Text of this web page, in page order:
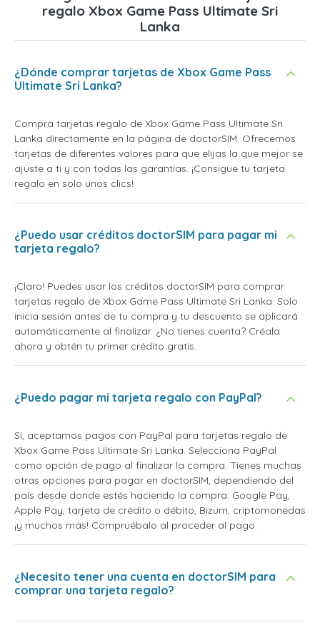
regalo Xbox Game Pass Ultimate Sri
Lanka
¿Dónde comprar tarjetas de Xbox Game Pass
Ultimate Sri Lanka?
Compra tarjetas regalo de Xbox Game Pass Ultimate Sri
Lanka directamente en la página de doctorSIM. Ofrecemos
tarjetas de diferentes valores para que elijas la que mejor se
ajuste a ti y con todas las garantías. ¡Consigue tu tarjeta
regalo en solo unos clics!
¿Puedo usar créditos doctorSIM para pagar mi
tarjeta regalo?
¡Claro! Puedes usar los créditos doctorSIM para comprar
tarjetas regalo de Xbox Game Pass Ultimate Sri Lanka. Solo
inicia sesión antes de tu compra y tu descuento se aplicará
automáticamente al finalizar. ¿No tienes cuenta? Créala
ahora y obtén tu primer crédito gratis.
¿Puedo pagar mi tarjeta regalo con PayPal?
Sí, aceptamos pagos con PayPal para tarjetas regalo de
Xbox Game Pass Ultimate Sri Lanka. Selecciona PayPal
como opción de pago al finalizar la compra. Tienes muchas
otras opciones para pagar en doctorSIM, dependiendo del
país desde donde estés haciendo la compra: Google Pay,
Apple Pay, tarjeta de crédito o débito, Bizum, criptomonedas
¡y muchos más! Compruébalo al proceder al pago.
¿Necesito tener una cuenta en doctorSIM para
comprar una tarjeta regalo?